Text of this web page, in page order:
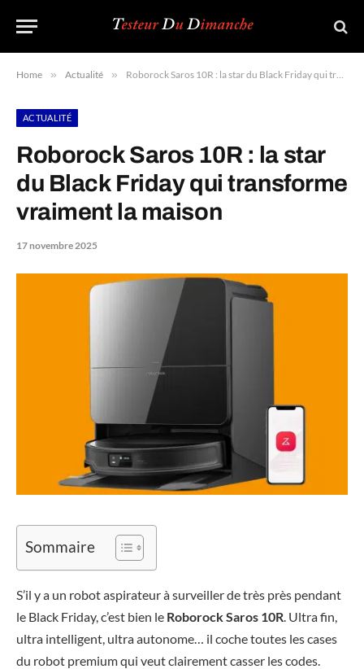
Home » Actualité » Roborock Saros 10R : la star du Black Friday qui transforme vraiment la maison
ACTUALITÉ
Roborock Saros 10R : la star
du Black Friday qui transforme
vraiment la maison
17 novembre 2025
Sommaire
S’il y a un robot aspirateur à surveiller de très près pendant
le Black Friday, c’est bien le Roborock Saros 10R. Ultra fin,
ultra intelligent, ultra autonome… il coche toutes les cases
du robot premium qui veut clairement casser les codes.